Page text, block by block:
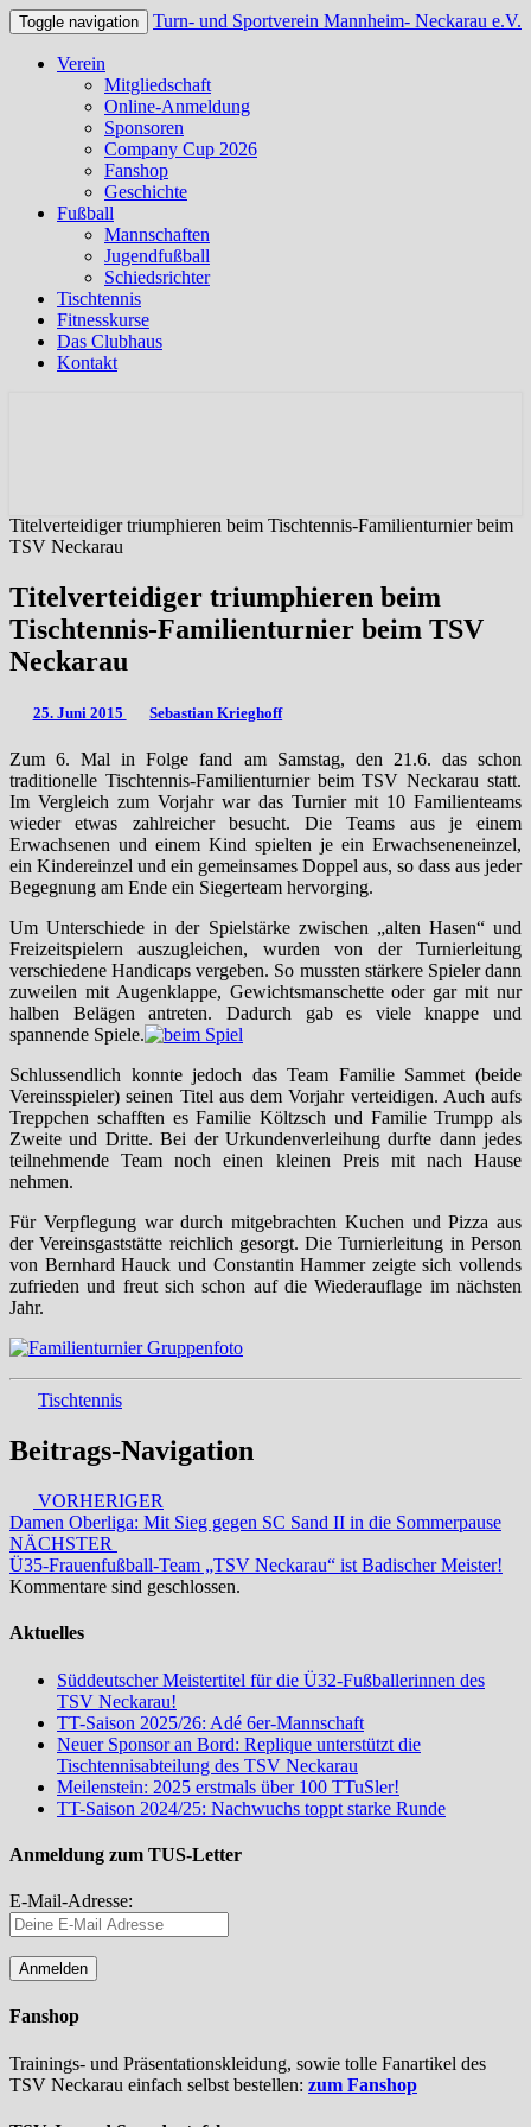
Toggle navigation Turn- und Sportverein Mannheim- Neckarau e.V.
Verein
Mitgliedschaft
Online-Anmeldung
Sponsoren
Company Cup 2026
Fanshop
Geschichte
Fußball
Mannschaften
Jugendfußball
Schiedsrichter
Tischtennis
Fitnesskurse
Das Clubhaus
Kontakt
Titelverteidiger triumphieren beim Tischtennis-Familienturnier beim
TSV Neckarau
Titelverteidiger triumphieren beim
Tischtennis-Familienturnier beim TSV
Neckarau
25. Juni 2015 Sebastian Krieghoff
Zum 6. Mal in Folge fand am Samstag, den 21.6. das schon
traditionelle Tischtennis-Familienturnier beim TSV Neckarau statt.
Im Vergleich zum Vorjahr war das Turnier mit 10 Familienteams
wieder etwas zahlreicher besucht. Die Teams aus je einem
Erwachsenen und einem Kind spielten je ein Erwachseneneinzel,
ein Kindereinzel und ein gemeinsames Doppel aus, so dass aus jeder
Begegnung am Ende ein Siegerteam hervorging.
Um Unterschiede in der Spielstärke zwischen „alten Hasen“ und
Freizeitspielern auszugleichen, wurden von der Turnierleitung
verschiedene Handicaps vergeben. So mussten stärkere Spieler dann
zuweilen mit Augenklappe, Gewichtsmanschette oder gar mit nur
halben Belägen antreten. Dadurch gab es viele knappe und
spannende Spiele.
Schlussendlich konnte jedoch das Team Familie Sammet (beide
Vereinsspieler) seinen Titel aus dem Vorjahr verteidigen. Auch aufs
Treppchen schafften es Familie Költzsch und Familie Trumpp als
Zweite und Dritte. Bei der Urkundenverleihung durfte dann jedes
teilnehmende Team noch einen kleinen Preis mit nach Hause
nehmen.
Für Verpflegung war durch mitgebrachten Kuchen und Pizza aus
der Vereinsgaststätte reichlich gesorgt. Die Turnierleitung in Person
von Bernhard Hauck und Constantin Hammer zeigte sich vollends
zufrieden und freut sich schon auf die Wiederauflage im nächsten
Jahr.
Tischtennis
Beitrags-Navigation
VORHERIGER
Damen Oberliga: Mit Sieg gegen SC Sand II in die Sommerpause
NÄCHSTER
Ü35-Frauenfußball-Team „TSV Neckarau“ ist Badischer Meister!
Kommentare sind geschlossen.
Aktuelles
Süddeutscher Meistertitel für die Ü32-Fußballerinnen des
TSV Neckarau!
TT-Saison 2025/26: Adé 6er-Mannschaft
Neuer Sponsor an Bord: Replique unterstützt die
Tischtennisabteilung des TSV Neckarau
Meilenstein: 2025 erstmals über 100 TTuSler!
TT-Saison 2024/25: Nachwuchs toppt starke Runde
Anmeldung zum TUS-Letter
E-Mail-Adresse:
Fanshop
Trainings- und Präsentationskleidung, sowie tolle Fanartikel des
TSV Neckarau einfach selbst bestellen: zum Fanshop